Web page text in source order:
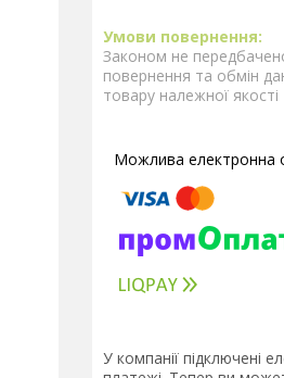
Законом не
повернення та обмін
товару належної якості
У компанії підключені